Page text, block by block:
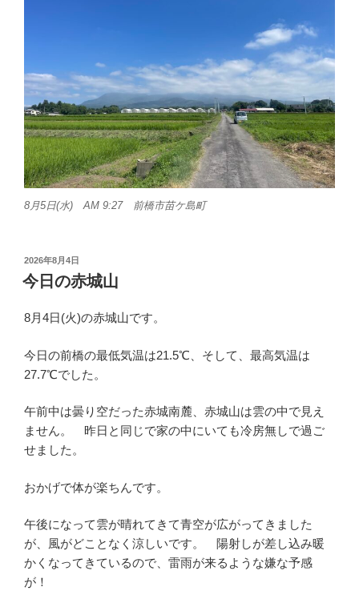
8月5日(水) AM 9:27 前橋市苗ケ島町
投
稿
日:
2026年8月4日
今日の赤城山
8月4日(火)の赤城山です。
今日の前橋の最低気温は21.5℃、そして、最高気温は
27.7℃でした。
午前中は曇り空だった赤城南麓、赤城山は雲の中で見え
ません。 昨日と同じで家の中にいても冷房無しで過ご
せました。
おかげで体が楽ちんです。
午後になって雲が晴れてきて青空が広がってきました
が、風がどことなく涼しいです。 陽射しが差し込み暖
かくなってきているので、雷雨が来るような嫌な予感
が！